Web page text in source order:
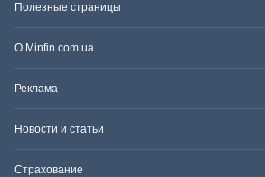
Полезные страницы
О Minfin.com.ua
Реклама
Новости и статьи
Страхование